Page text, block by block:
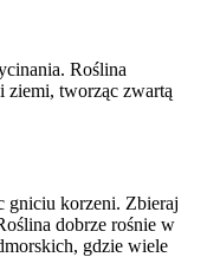
Roślina
ziemi, tworząc zwartą
gniciu korzeni. Zbieraj
dobrze rośnie w
gdzie wiele